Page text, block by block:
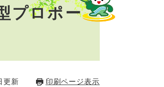
プロポー
更新 印刷ページ表示